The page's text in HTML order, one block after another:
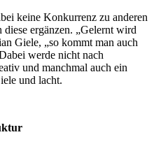
keine Konkurrenz zu anderen
ergänzen. „Gelernt wird
Giele, „so kommt man auch
werde nicht nach
und manchmal auch ein
und lacht.